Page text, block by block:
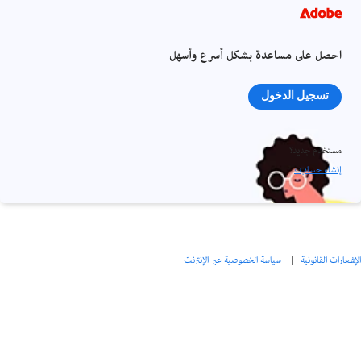
احصل على مساعدة بشكل أسرع وأسهل
تسجيل الدخول
مستخدم جديد؟
إنشاء حساب ›
الإشعارات القانونية | سياسة الخصوصية عبر الإنترنت